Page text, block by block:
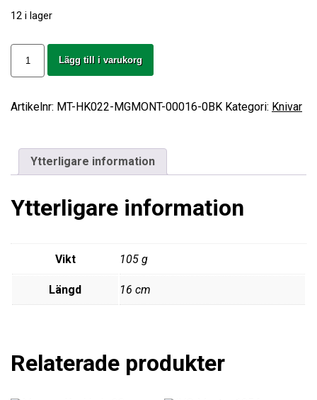
12 i lager
Monaco
Kockkniv
16
mängd
Lägg till i varukorg
Artikelnr: MT-HK022-MGMONT-00016-0BK Kategori: Knivar
Ytterligare information
Ytterligare information
Vikt 105 g
Längd 16 cm
Relaterade produkter
För att vi
ska kunna
förbättra
funktionalitet
baserat på
hur
hemsidan
hemsida
ska prestera
så bra som
möjligt
här kakorna
kommer